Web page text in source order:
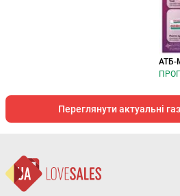
АТБ-
Переглянути актуальні